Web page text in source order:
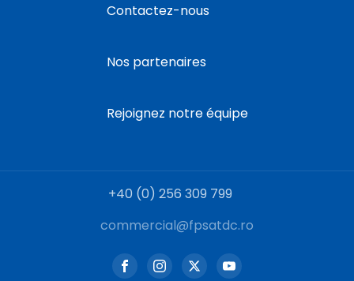
Contactez-nous
Nos partenaires
Rejoignez notre équipe
+40 (0) 256 309 799
commercial@fpsatdc.ro